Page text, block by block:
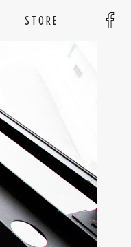
STORE